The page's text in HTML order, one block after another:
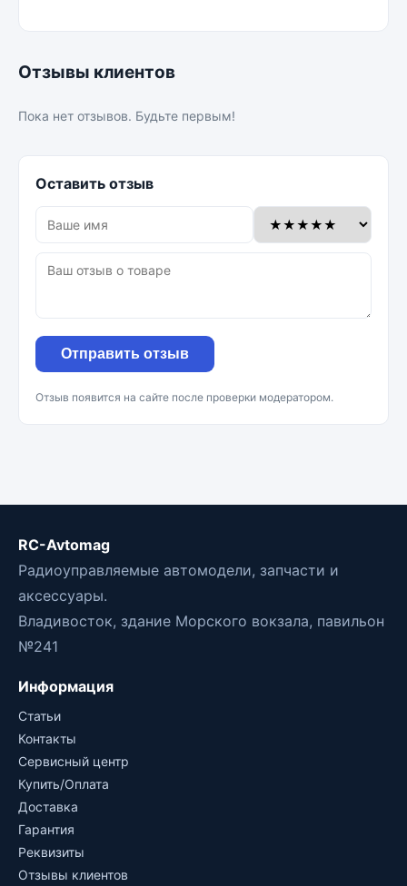
Отзывы клиентов
Пока нет отзывов. Будьте первым!
Оставить отзыв
Отправить отзыв
Отзыв появится на сайте после проверки модератором.
RC-Avtomag
Радиоуправляемые автомодели, запчасти и
аксессуары.
Владивосток, здание Морского вокзала, павильон
№241
Информация
Статьи
Контакты
Сервисный центр
Купить/Оплата
Доставка
Гарантия
Реквизиты
Отзывы клиентов